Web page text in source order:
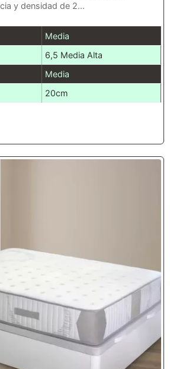
y densidad de 2...
Media
6,5 Media Alta
Media
20cm